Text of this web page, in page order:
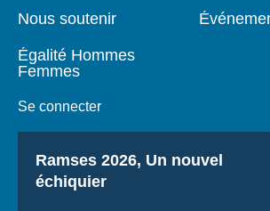
Nous soutenir
Égalité Hommes
Femmes
Se connecter
Titre
Ramses 2026, Un nouvel
échiquier